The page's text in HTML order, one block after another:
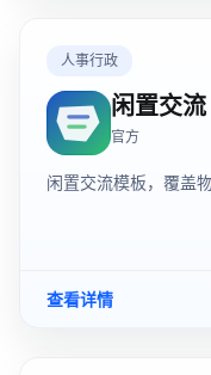
人事行政
闲置交流
官方
闲置交流模板，覆盖
查看详情